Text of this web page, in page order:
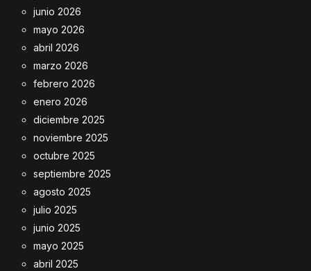
junio 2026
mayo 2026
abril 2026
marzo 2026
febrero 2026
enero 2026
diciembre 2025
noviembre 2025
octubre 2025
septiembre 2025
agosto 2025
julio 2025
junio 2025
mayo 2025
abril 2025